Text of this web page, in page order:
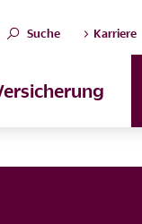
Suche Karriere